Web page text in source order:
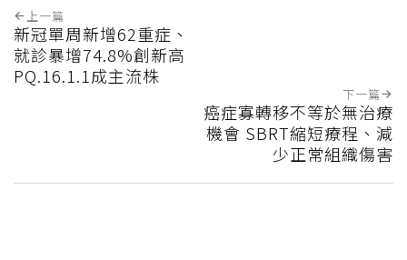
上一篇
新冠單周新增62重症、
就診暴增74.8%創新高
PQ.16.1.1成主流株
下一篇
癌症寡轉移不等於無治療
機會 SBRT縮短療程、減
少正常組織傷害